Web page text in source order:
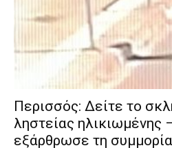
Περισσός: Δείτε το
ληστείας ηλικιωμένης
εξάρθρωσε τη συμμορία